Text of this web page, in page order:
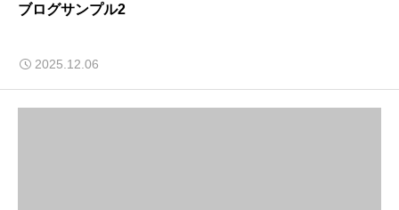
ブログサンプル2
2025.12.06